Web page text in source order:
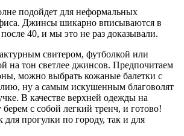
подойдет для неформальных
Джинсы шикарно вписываются в
40, и мы это не раз доказывали.
свитером, футболкой или
на тон светлее джинсов. Предпочитаем
можно выбрать кожаные балетки с
ну а самым искушенным благоволят
В качестве верхней одежды на
с собой легкий тренч, и готово!
прогулки по городу, так и для